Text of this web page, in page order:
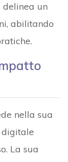
un
abilitando
nella sua
La sua